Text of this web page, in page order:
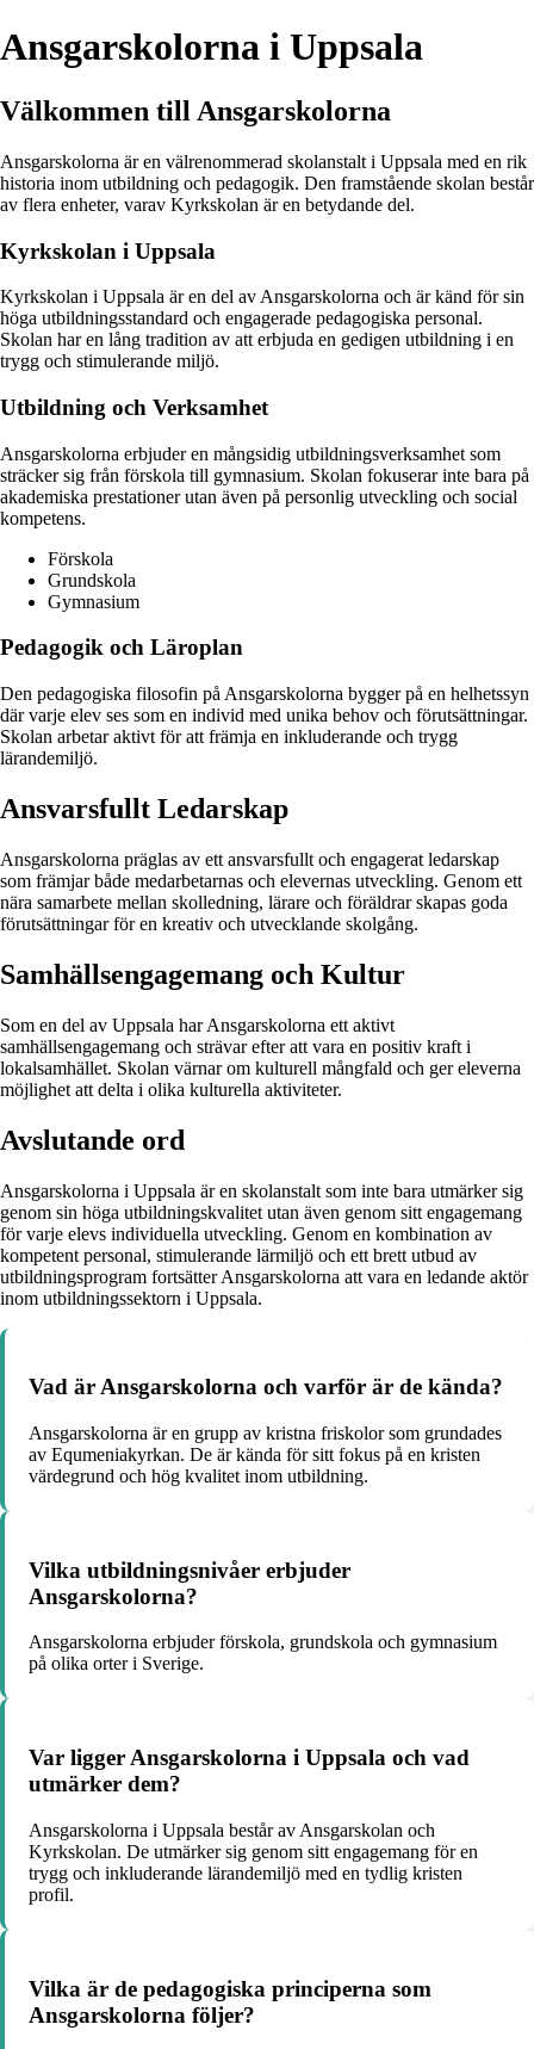
Ansgarskolorna i Uppsala
Välkommen till Ansgarskolorna
Ansgarskolorna är en välrenommerad skolanstalt i Uppsala med en rik
historia inom utbildning och pedagogik. Den framstående skolan består
av flera enheter, varav Kyrkskolan är en betydande del.
Kyrkskolan i Uppsala
Kyrkskolan i Uppsala är en del av Ansgarskolorna och är känd för sin
höga utbildningsstandard och engagerade pedagogiska personal.
Skolan har en lång tradition av att erbjuda en gedigen utbildning i en
trygg och stimulerande miljö.
Utbildning och Verksamhet
Ansgarskolorna erbjuder en mångsidig utbildningsverksamhet som
sträcker sig från förskola till gymnasium. Skolan fokuserar inte bara på
akademiska prestationer utan även på personlig utveckling och social
kompetens.
Förskola
Grundskola
Gymnasium
Pedagogik och Läroplan
Den pedagogiska filosofin på Ansgarskolorna bygger på en helhetssyn
där varje elev ses som en individ med unika behov och förutsättningar.
Skolan arbetar aktivt för att främja en inkluderande och trygg
lärandemiljö.
Ansvarsfullt Ledarskap
Ansgarskolorna präglas av ett ansvarsfullt och engagerat ledarskap
som främjar både medarbetarnas och elevernas utveckling. Genom ett
nära samarbete mellan skolledning, lärare och föräldrar skapas goda
förutsättningar för en kreativ och utvecklande skolgång.
Samhällsengagemang och Kultur
Som en del av Uppsala har Ansgarskolorna ett aktivt
samhällsengagemang och strävar efter att vara en positiv kraft i
lokalsamhället. Skolan värnar om kulturell mångfald och ger eleverna
möjlighet att delta i olika kulturella aktiviteter.
Avslutande ord
Ansgarskolorna i Uppsala är en skolanstalt som inte bara utmärker sig
genom sin höga utbildningskvalitet utan även genom sitt engagemang
för varje elevs individuella utveckling. Genom en kombination av
kompetent personal, stimulerande lärmiljö och ett brett utbud av
utbildningsprogram fortsätter Ansgarskolorna att vara en ledande aktör
inom utbildningssektorn i Uppsala.
Vad är Ansgarskolorna och varför är de kända?
Ansgarskolorna är en grupp av kristna friskolor som grundades
av Equmeniakyrkan. De är kända för sitt fokus på en kristen
värdegrund och hög kvalitet inom utbildning.
Vilka utbildningsnivåer erbjuder
Ansgarskolorna?
Ansgarskolorna erbjuder förskola, grundskola och gymnasium
på olika orter i Sverige.
Var ligger Ansgarskolorna i Uppsala och vad
utmärker dem?
Ansgarskolorna i Uppsala består av Ansgarskolan och
Kyrkskolan. De utmärker sig genom sitt engagemang för en
trygg och inkluderande lärandemiljö med en tydlig kristen
profil.
Vilka är de pedagogiska principerna som
Ansgarskolorna följer?